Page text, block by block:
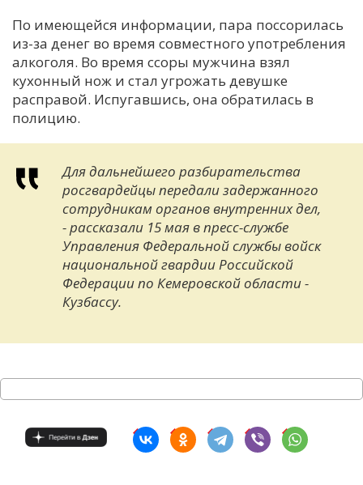
Я
По имеющейся информации, пара поссорилась
из-за денег во время совместного употребления
алкоголя. Во время ссоры мужчина взял
кухонный нож и стал угрожать девушке
расправой. Испугавшись, она обратилась в
полицию.
Для дальнейшего разбирательства
росгвардейцы передали задержанного
сотрудникам органов внутренних дел,
- рассказали 15 мая в пресс-службе
Управления Федеральной службы войск
национальной гвардии Российской
Федерации по Кемеровской области -
Кузбассу.